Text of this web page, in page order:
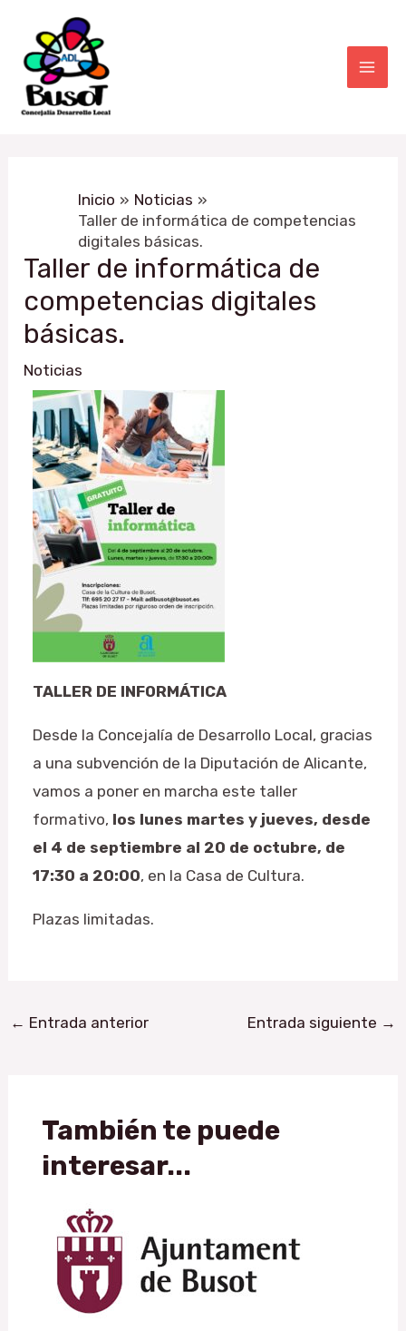
contenido
Inicio
Noticias
Taller de informática de competencias
digitales básicas.
Taller de informática de
competencias digitales
básicas.
Noticias
TALLER DE INFORMÁTICA
Desde la Concejalía de Desarrollo Local, gracias
a una subvención de la Diputación de Alicante,
vamos a poner en marcha este taller
formativo, los lunes martes y jueves, desde
el 4 de septiembre al 20 de octubre, de
17:30 a 20:00, en la Casa de Cultura.
Plazas limitadas.
Navegación
entradas
← Entrada anterior Entrada siguiente →
También te puede
interesar...